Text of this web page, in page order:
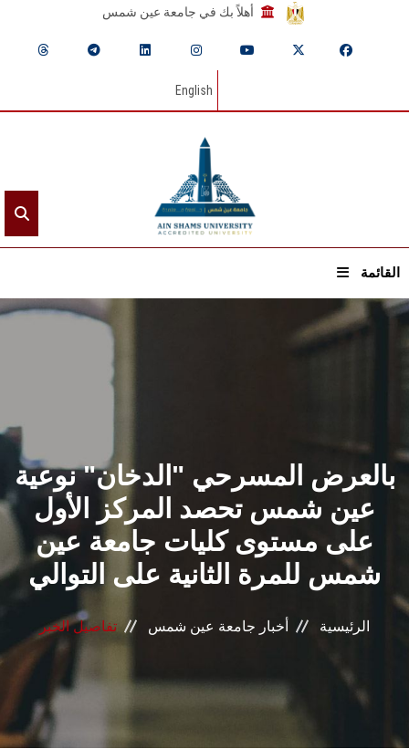
أهلاً بك في جامعة عين شمس
English
القائمة
القطاعـات
الشئون الأكاديمية
البحث العلمي
الرعاية الصحية
المراكز والوحدات
الأنظمة الذكية
الإعلام
بالعرض المسرحي "الدخان" نوعية
عين شمس تحصد المركز الأول
على مستوى كليات جامعة عين
شمس للمرة الثانية على التوالي
الرئيسية أخبار جامعة عين شمس تفاصيل الخبر